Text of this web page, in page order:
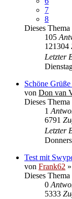
7
8
Dieses
105
121304
Letzter
Schöne
von Don van
Dieses
1
6791
Letzter
Test mit
von Frank62
Dieses
0
5333